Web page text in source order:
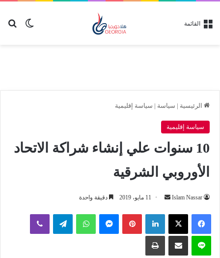
الوضع القائمة
الرئيسية | سياسة | سياسة إقليمية
سياسة إقليمية
10 سنوات علي إنشاء شراكة الاتحاد
الأوروبي الشرقية
Islam Nassar
أرسل
إلكترونيا
11 مايو، 2019 دقيقة واحدة
لينكدإن بينتيريستماسنجر واتساب تيلقرام ڤايبر
لاين مشاركة عبر البريد طباعة